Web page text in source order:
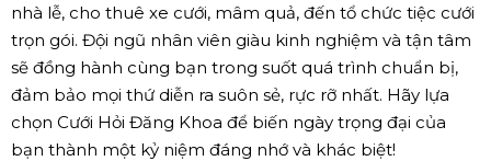
nhà lễ, cho thuê xe cưới, mâm quả, đến tổ chức tiệc cưới
trọn gói. Đội ngũ nhân viên giàu kinh nghiệm và tận tâm
sẽ đồng hành cùng bạn trong suốt quá trình chuẩn bị,
đảm bảo mọi thứ diễn ra suôn sẻ, rực rỡ nhất. Hãy lựa
chọn Cưới Hỏi Đăng Khoa để biến ngày trọng đại của
bạn thành một kỷ niệm đáng nhớ và khác biệt!